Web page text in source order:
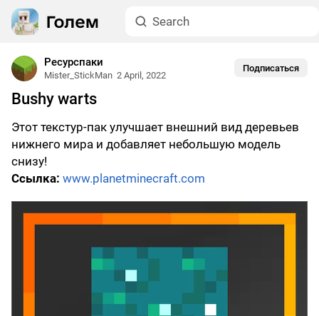
Ресурспаки
Mister_StickMan 2 April, 2022
Подписаться
Bushy warts
Этот текстур-пак улучшает внешний вид деревьев
нижнего мира и добавляет небольшую модель
снизу!
Ссылка: www.planetminecraft.com